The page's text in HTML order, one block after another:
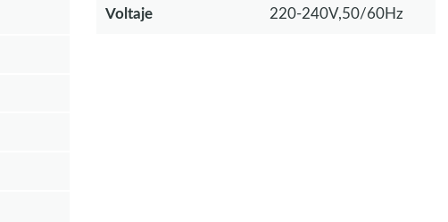
Voltaje 220-240V,50/60Hz